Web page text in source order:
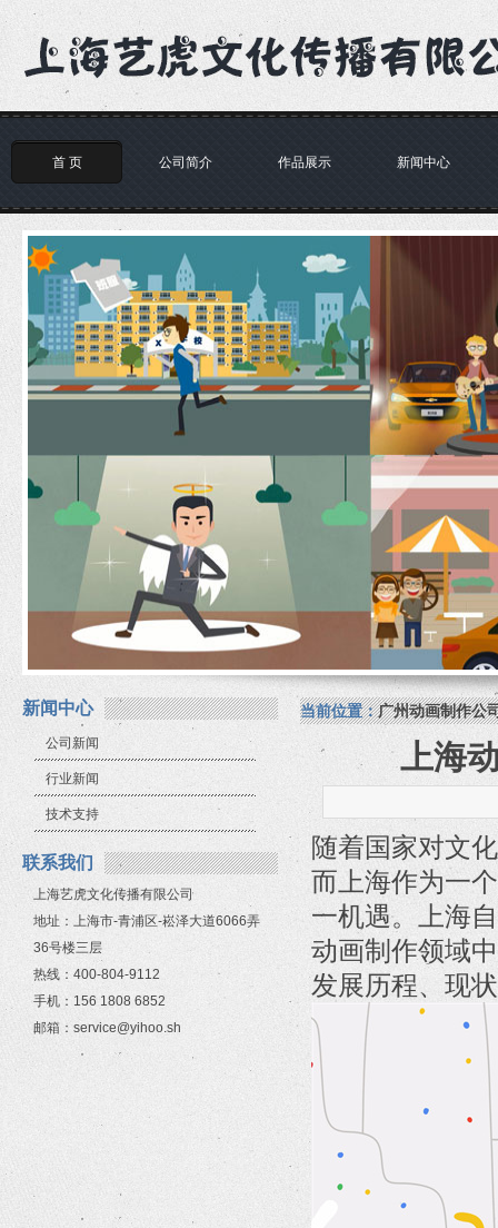
首 页 公司简介 作品展示 新闻中心
新闻中心
公司新闻
行业新闻
技术支持
联系我们
上海艺虎文化传播有限公司
地址：上海市-青浦区-崧泽大道6066弄
36号楼三层
热线：400-804-9112
手机：156 1808 6852
邮箱：service@yihoo.sh
当前位置：广州动画制作公
上海
随着国家对文
而上海作为一
一机遇。上海
动画制作领域
发展历程、现